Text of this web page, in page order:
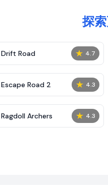
探
★ 4.7
Drift Road
★ 4.3
Escape Road 2
★ 4.3
Ragdoll Archers